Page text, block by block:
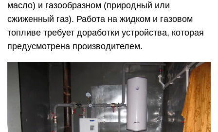
масло) и газообразном (природный или
сжиженный газ). Работа на жидком и газовом
топливе требует доработки устройства, которая
предусмотрена производителем.